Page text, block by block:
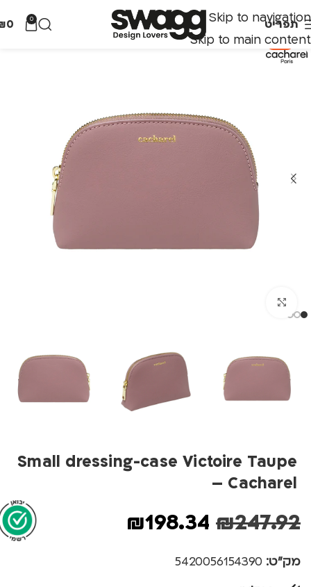
Skip to navigation
Skip to main content
תפריט 0
0
-20%
Small dressing-case Victoire Taupe
– Cacharel
₪247.92
₪198.34
מק"ט: 5420056154390